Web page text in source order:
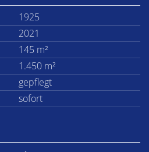
1925
2021
145 m²
1.450 m²
gepflegt
sofort